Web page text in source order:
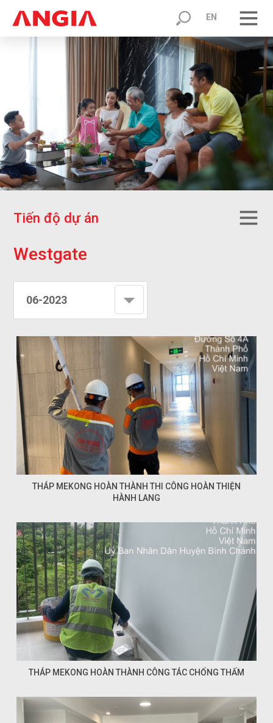
EN
Tiến độ dự án
Westgate
06-2023
THÁP MEKONG HOÀN THÀNH THI CÔNG HOÀN THIỆN
HÀNH LANG
THÁP MEKONG HOÀN THÀNH CÔNG TÁC CHỐNG THẤM